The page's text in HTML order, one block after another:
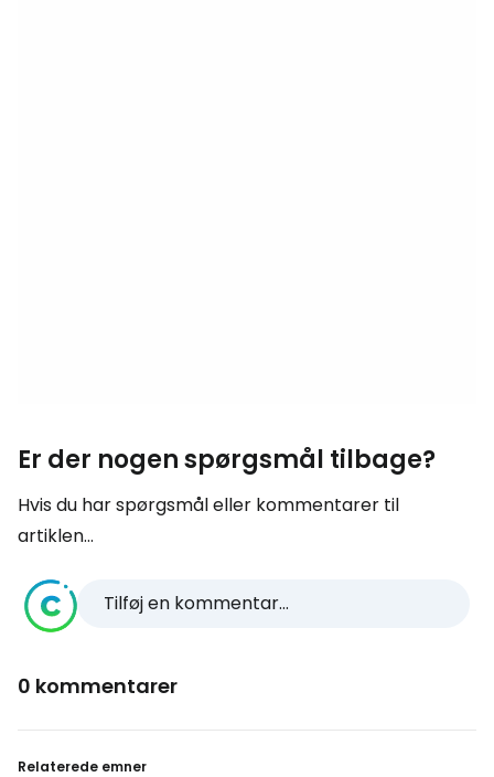
Er der nogen spørgsmål tilbage?
Hvis du har spørgsmål eller kommentarer til
artiklen...
Tilføj en kommentar...
0 kommentarer
Relaterede emner